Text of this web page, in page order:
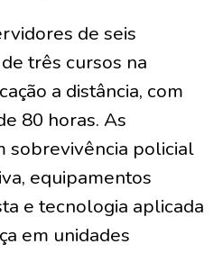
de seis
três cursos na
a distância, com
80 horas. As
sobrevivência policial
equipamentos
e tecnologia aplicada
em unidades